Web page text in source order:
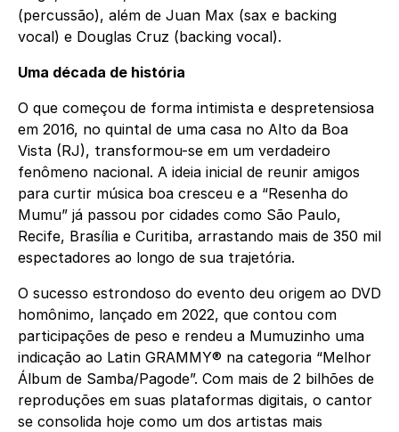
(percussão), além de Juan Max (sax e backing
vocal) e Douglas Cruz (backing vocal).
Uma década de história
O que começou de forma intimista e despretensiosa
em 2016, no quintal de uma casa no Alto da Boa
Vista (RJ), transformou-se em um verdadeiro
fenômeno nacional. A ideia inicial de reunir amigos
para curtir música boa cresceu e a “Resenha do
Mumu” já passou por cidades como São Paulo,
Recife, Brasília e Curitiba, arrastando mais de 350 mil
espectadores ao longo de sua trajetória.
O sucesso estrondoso do evento deu origem ao DVD
homônimo, lançado em 2022, que contou com
participações de peso e rendeu a Mumuzinho uma
indicação ao Latin GRAMMY® na categoria “Melhor
Álbum de Samba/Pagode”. Com mais de 2 bilhões de
reproduções em suas plataformas digitais, o cantor
se consolida hoje como um dos artistas mais